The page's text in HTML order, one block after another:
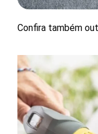
Confira também